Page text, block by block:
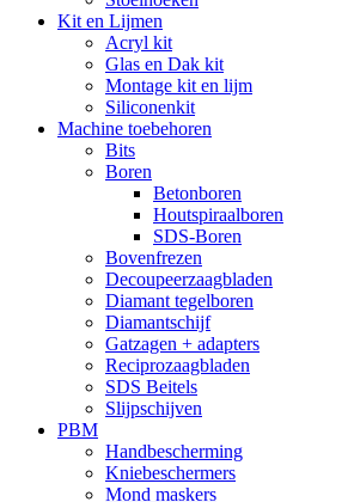
Kit en Lijmen
Acryl kit
Glas en Dak kit
Montage kit en lijm
Siliconenkit
Machine toebehoren
Bits
Boren
Betonboren
Houtspiraalboren
SDS-Boren
Bovenfrezen
Decoupeerzaagbladen
Diamant tegelboren
Diamantschijf
Gatzagen + adapters
Reciprozaagbladen
SDS Beitels
Slijpschijven
PBM
Handbescherming
Kniebeschermers
Mond maskers